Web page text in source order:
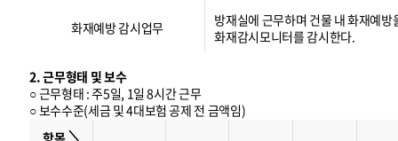
화재예방 감시업무
방재실에 근무하며 건물 내 화재예방
화재감시모니터를 감시한다.
2. 근무형태 및 보수
○ 근무형태 : 주5일, 1일 8시간 근무
○ 보수수준(세금 및 4대보험 공제 전 금액임)
항목＼